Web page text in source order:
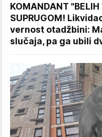
KOMANDANT "BELIH
SUPRUGOM!
vernost otadžbini:
slučaja, pa ga ubili